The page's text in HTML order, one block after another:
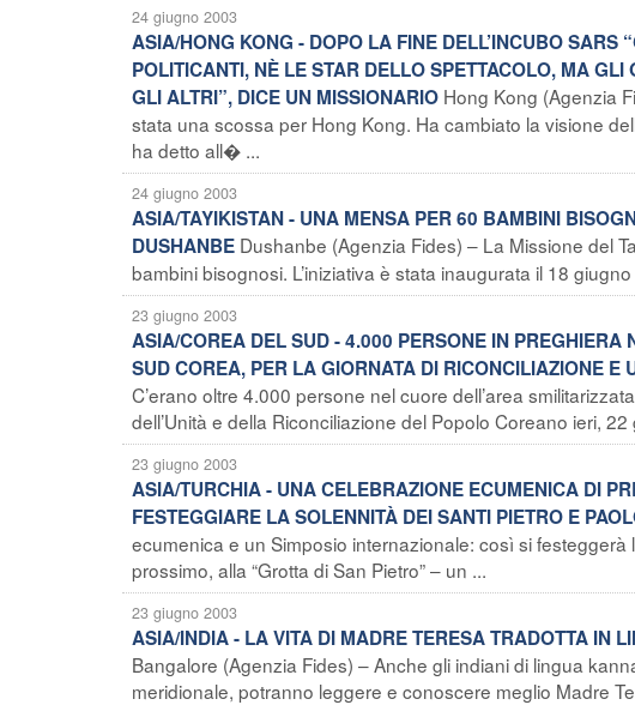
24 giugno 2003
ASIA/HONG KONG - DOPO LA FINE DELL’INCUBO
POLITICANTI, NÈ LE STAR DELLO SPETTACOLO, MA
GLI ALTRI”, DICE UN MISSIONARIO Hong Kong (Agenzia
stata una scossa per Hong Kong. Ha cambiato la visione
ha detto all� ...
24 giugno 2003
ASIA/TAYIKISTAN - UNA MENSA PER 60 BAMBINI
DUSHANBE Dushanbe (Agenzia Fides) – La Missione del
bambini bisognosi. L’iniziativa è stata inaugurata il 18
23 giugno 2003
ASIA/COREA DEL SUD - 4.000 PERSONE IN PREGHIERA
SUD COREA, PER LA GIORNATA DI RICONCILIAZIONE E
C’erano oltre 4.000 persone nel cuore dell’area
dell’Unità e della Riconciliazione del Popolo Coreano ieri, 22
23 giugno 2003
ASIA/TURCHIA - UNA CELEBRAZIONE ECUMENICA DI
FESTEGGIARE LA SOLENNITÀ DEI SANTI PIETRO E
ecumenica e un Simposio internazionale: così si
prossimo, alla “Grotta di San Pietro” – un ...
23 giugno 2003
ASIA/INDIA - LA VITA DI MADRE TERESA TRADOTTA IN
Bangalore (Agenzia Fides) – Anche gli indiani di lingua
meridionale, potranno leggere e conoscere meglio Madre